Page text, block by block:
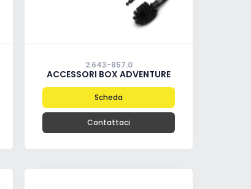
2.643-857.0
ACCESSORI BOX ADVENTURE
Scheda
Contattaci